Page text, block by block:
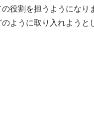
役割を担うようになり
ように取り入れようと